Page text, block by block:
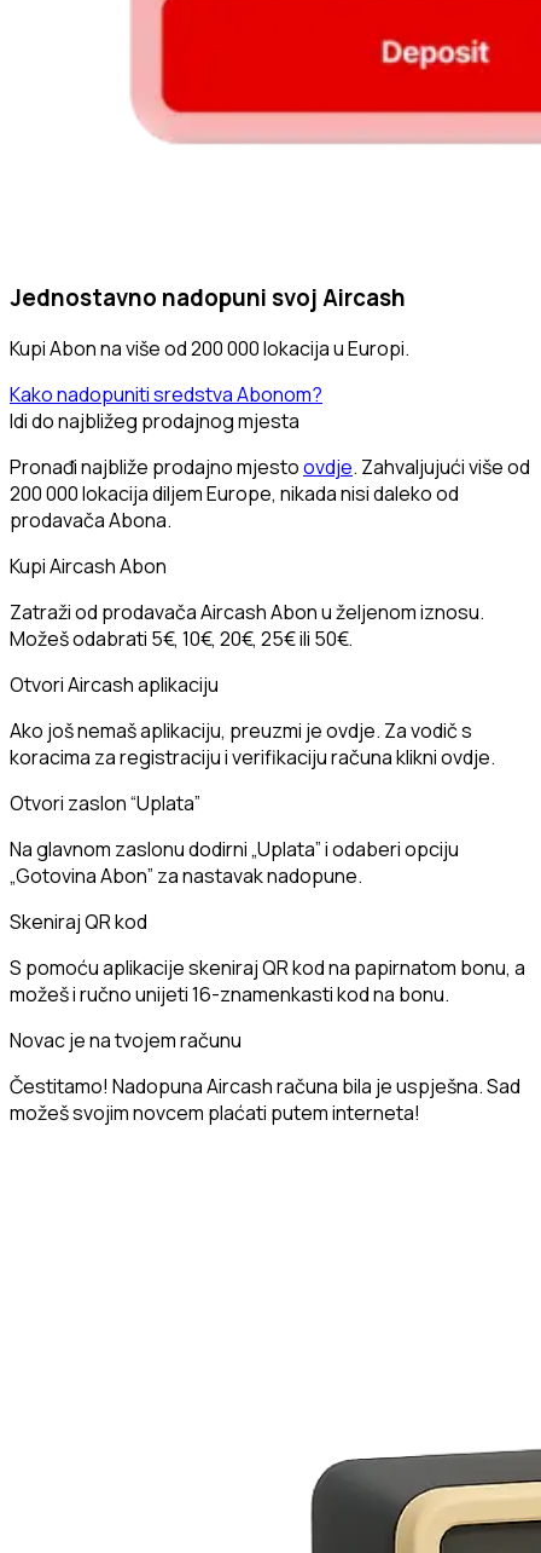
Jednostavno nadopuni svoj Aircash
Kupi Abon na više od 200 000 lokacija u Europi.
Kako nadopuniti sredstva Abonom?
Idi do najbližeg prodajnog mjesta
Pronađi najbliže prodajno mjestoovdje. Zahvaljujući više od
200 000 lokacija diljem Europe, nikada nisi daleko od
prodavača Abona.
Kupi Aircash Abon
Zatraži od prodavača Aircash Abon u željenom iznosu.
Možeš odabrati 5€, 10€, 20€, 25€ ili 50€.
Otvori Aircash aplikaciju
Ako još nemaš aplikaciju, preuzmi je ovdje. Za vodič s
koracima za registraciju i verifikaciju računa klikni ovdje.
Otvori zaslon “Uplata”
Na glavnom zaslonu dodirni „Uplata” i odaberi opciju
„Gotovina Abon” za nastavak nadopune.
Skeniraj QR kod
S pomoću aplikacije skeniraj QR kod na papirnatom bonu, a
možeš i ručno unijeti 16-znamenkasti kod na bonu.
Novac je na tvojem računu
Čestitamo! Nadopuna Aircash računa bila je uspješna. Sad
možeš svojim novcem plaćati putem interneta!